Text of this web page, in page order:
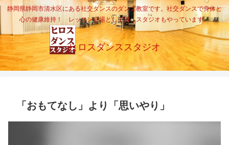
静岡県静岡市清水区にある社交ダンスのダンス教室です。社交ダンスで身体と
心の健康維持！ レッスン会場として貸しスタジオもやっています。
ヒロスダンススタジオ
「おもてなし」より「思いやり」